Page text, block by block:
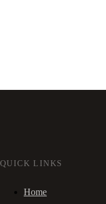
QUICK LINKS
Home